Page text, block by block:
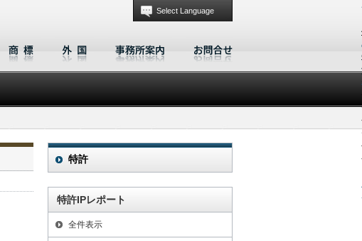
Select Language
特許
特許IPレポート
全件表示